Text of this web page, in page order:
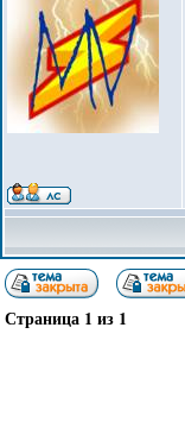
Страница 1 из 1